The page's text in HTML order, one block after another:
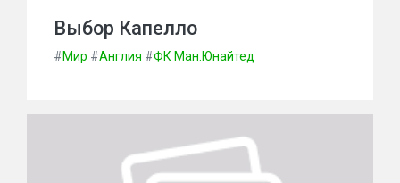
Выбор Капелло
#Мир #Англия #ФК Ман.Юнайтед